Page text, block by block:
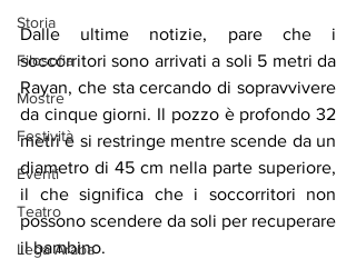
Storia
Filosofia
Mostre
Festività
Eventi
Teatro
Lega Araba
Dalle ultime notizie, pare che i
soccorritori sono arrivati a soli 5 metri da
Rayan, che sta cercando di sopravvivere
da cinque giorni. Il pozzo è profondo 32
metri e si restringe mentre scende da un
diametro di 45 cm nella parte superiore,
il che significa che i soccorritori non
possono scendere da soli per recuperare
il bambino.